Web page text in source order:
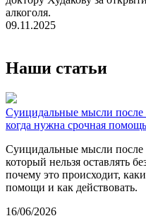
алкоголя.
09.11.2025
Наши статьи
Суицидальные мысли после
когда нужна срочная помощь
Суицидальные мысли
который нельзя оставлять
почему это происходит,
помощи и как действовать.
16/06/2026